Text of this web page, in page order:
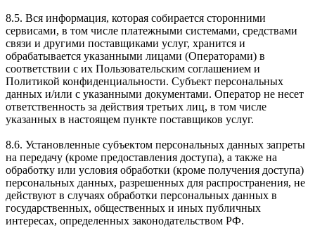
8.5. Вся информация, которая собирается сторонними
сервисами, в том числе платежными системами, средствами
связи и другими поставщиками услуг, хранится и
обрабатывается указанными лицами (Операторами) в
соответствии с их Пользовательским соглашением и
Политикой конфиденциальности. Субъект персональных
данных и/или с указанными документами. Оператор не несет
ответственность за действия третьих лиц, в том числе
указанных в настоящем пункте поставщиков услуг.
8.6. Установленные субъектом персональных данных запреты
на передачу (кроме предоставления доступа), а также на
обработку или условия обработки (кроме получения доступа)
персональных данных, разрешенных для распространения, не
действуют в случаях обработки персональных данных в
государственных, общественных и иных публичных
интересах, определенных законодательством РФ.